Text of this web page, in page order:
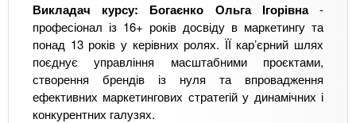
Викладач курсу: Богаєнко Ольга Ігорівна-
професіонал із 16+ років досвіду в маркетингу та
понад 13 років у керівних ролях. ЇЇ кар’єрний шлях
поєднує управління масштабними проєктами,
створення брендів із нуля та впровадження
ефективних маркетингових стратегій у динамічних і
конкурентних галузях.